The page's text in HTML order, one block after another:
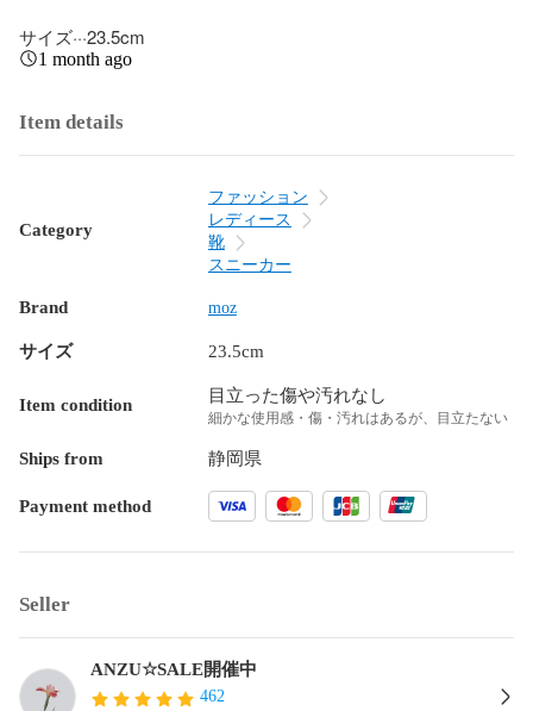
サイズ···23.5cm
1 month ago
Item details
Category
ファッション
レディース
靴
スニーカー
Brand moz
サイズ 23.5cm
Item condition 目立った傷や汚れなし
細かな使用感・傷・汚れはあるが、目立たない
Ships from 静岡県
Payment method
Seller
ANZU☆SALE開催中
462